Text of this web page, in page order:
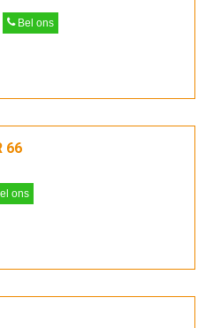
Bel ons
66
ons